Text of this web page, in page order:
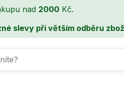
nad 2000 Kč.
slevy při větším odběru